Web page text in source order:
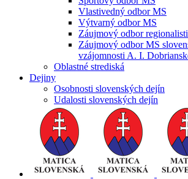
Vlastivedný odbor MS
Výtvarný odbor MS
Záujmový odbor
Záujmový odbor MS
vzájomnosti A. I.
Oblastné strediská
Dejiny
Osobnosti slovenských dejín
Udalosti slovenských dejín